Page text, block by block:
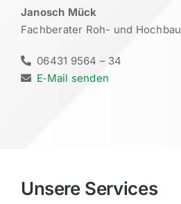
Janosch Mück
Fachbe­rater Roh- und Hochbau
06431 9564 – 34
E‑Mail senden
Unsere Services